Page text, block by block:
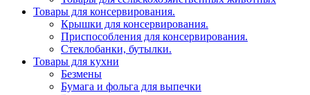
Товары для консервирования.
Крышки для консервирования.
Приспособления для консервирования.
Стеклобанки, бутылки.
Товары для кухни
Безмены
Бумага и фольга для выпечки